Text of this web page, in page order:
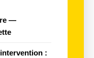
—
: